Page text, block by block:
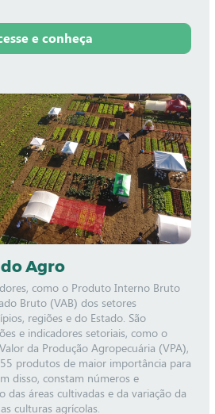
e conheça
Agro
como o Produto Interno Bruto
Bruto (VAB) dos setores
regiões e do Estado. São
e indicadores setoriais, como o
da Produção Agropecuária (VPA),
produtos de maior importância para
disso, constam números e
das áreas cultivadas e da variação da
culturas agrícolas.